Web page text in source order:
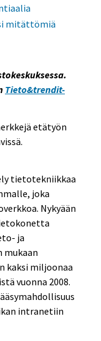
mitättömiä
Tieto&trendit-
etätyön
tietotekniikkaa
joka
Nykyään
ja
kaksi miljoonaa
vuonna 2008.
intranetiin